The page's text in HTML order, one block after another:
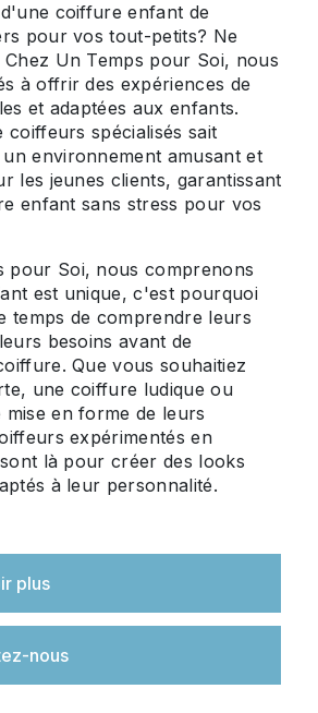
coiffure enfant de
pour vos tout-petits? Ne
Un Temps pour Soi, nous
à offrir des expériences de
et adaptées aux enfants.
coiffeurs spécialisés sait
environnement amusant et
les jeunes clients, garantissant
enfant sans stress pour vos
pour Soi, nous comprenons
est unique, c'est pourquoi
temps de comprendre leurs
besoins avant de
Que vous souhaitiez
une coiffure ludique ou
mise en forme de leurs
expérimentés en
là pour créer des looks
à leur personnalité.
plus
nous